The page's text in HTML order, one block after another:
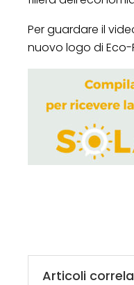
Per guardare il
nuovo logo di Eco-
Articoli